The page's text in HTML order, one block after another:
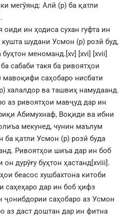
мегўянд: Алӣ (р) ба қатли
.
ин ҳодиса сухан гуфта ин
шудани Усмон (р) розӣ буд,
буҳтон меноманд.[xv] [xvi] [xvii]
сабаби такя ба ривоятҳои
мавоқифи саҳобаро нисбати
халалдор ва ташвиҳ намудаанд.
аз ривоятҳои мавҷуд дар ин
Абимухнаф, Воқиди ва ибни
мекунед, чунин маълум
ба қатли Усмон (р) розӣ буда
Ривоятҳои шиъа дар ин боб
дурўғу буҳтон ҳастанд[xviii].
беасос хушбахтона китоби
саҳеҳаро дар ин боб ҳифз
ҷонибдории саҳобаро аз Усмон
аз даст доштан дар ин фитна